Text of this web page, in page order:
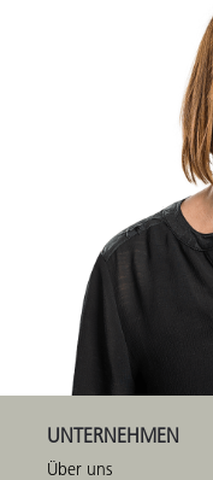
UNTERNEHMEN
Über uns